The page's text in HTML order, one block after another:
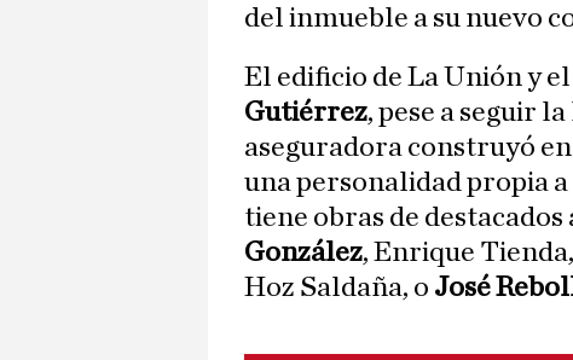
del inmueble a su nuevo
El edificio de La Unión y
Gutiérrez, pese a seguir
aseguradora construyó
una personalidad propia
tiene obras de
González, Enrique Tienda,
Hoz Saldaña, o José